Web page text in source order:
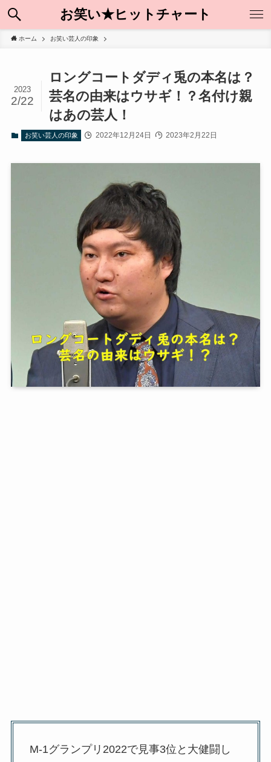
お笑い★ヒットチャート
ホーム お笑い芸人の印象
ロングコートダディ兎の本名は？
芸名の由来はウサギ！？名付け親
はあの芸人！
2023
2/22
お笑い芸人の印象 2022年12月24日 2023年2月22日
M-1グランプリ2022で見事3位と大健闘し